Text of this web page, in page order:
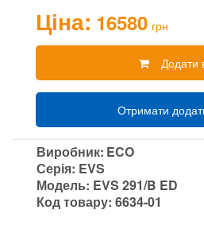
Ціна: 16580 грн
Додати
Отримати
Виробник: ECO
Серія: EVS
Модель: EVS 291/B ED
Код товару:6634-01